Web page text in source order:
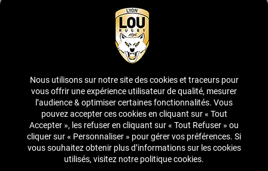
Contactez-nous
Découvrir l'offre
Suivez-nous
Nous utilisons sur notre site des cookies et traceurs pour
vous offrir une expérience utilisateur de qualité, mesurer
l’audience & optimiser certaines fonctionnalités. Vous
pouvez accepter ces cookies en cliquant sur « Tout
Accepter », les refuser en cliquant sur « Tout Refuser » ou
cliquer sur « Personnaliser » pour gérer vos préférences. Si
vous souhaitez obtenir plus d’informations sur les cookies
utilisés, visitez notre politique cookies.